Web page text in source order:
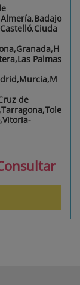
Palmas
de